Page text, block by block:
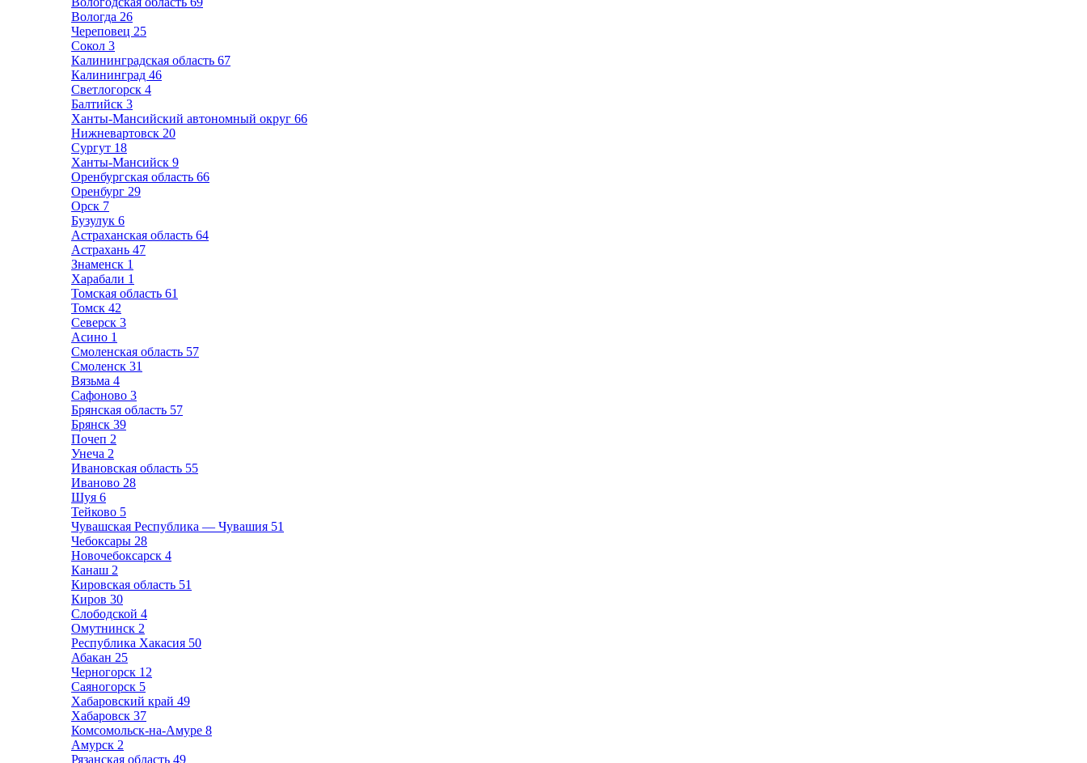
Вологда 26
Череповец 25
Сокол 3
Калининградская область 67
Калининград 46
Светлогорск 4
Балтийск 3
Ханты-Мансийский автономный округ 66
Нижневартовск 20
Сургут 18
Ханты-Мансийск 9
Оренбургская область 66
Оренбург 29
Орск 7
Бузулук 6
Астраханская область 64
Астрахань 47
Знаменск 1
Харабали 1
Томская область 61
Томск 42
Северск 3
Асино 1
Смоленская область 57
Смоленск 31
Вязьма 4
Сафоново 3
Брянская область 57
Брянск 39
Почеп 2
Унеча 2
Ивановская область 55
Иваново 28
Шуя 6
Тейково 5
Чувашская Республика — Чувашия 51
Чебоксары 28
Новочебоксарск 4
Канаш 2
Кировская область 51
Киров 30
Слободской 4
Омутнинск 2
Республика Хакасия 50
Абакан 25
Черногорск 12
Саяногорск 5
Хабаровский край 49
Хабаровск 37
Комсомольск-на-Амуре 8
Амурск 2
Рязанская область 49